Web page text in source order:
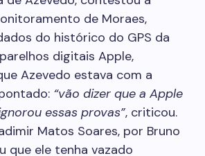
de Moraes,
do histórico do GPS da
digitais Apple,
Azevedo estava com a
“vão dizer que a Apple
essas provas”, criticou.
Matos Soares, por Bruno
que ele tenha vazado